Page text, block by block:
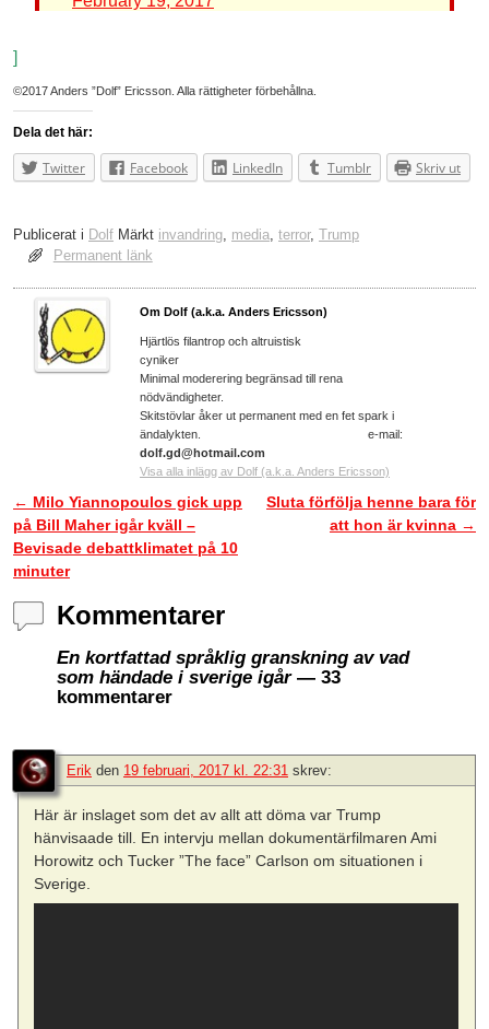
]
©2017 Anders ”Dolf” Ericsson. Alla rättigheter förbehållna.
Dela det här:
Twitter Facebook LinkedIn Tumblr Skriv ut
Publicerat i Dolf Märkt invandring media terror, Trump
Permanent länk
Om Dolf (a.k.a. Anders Ericsson)
Hjärtlös filantrop och altruistisk
cyniker
Minimal moderering begränsad till rena
nödvändigheter.
Skitstövlar åker ut permanent med en fet spark i
ändalykten. e-mail:
dolf.gd@hotmail.com
Visa alla inlägg av Dolf (a.k.a. Anders Ericsson)
Inläggsnavigering
← Milo Yiannopoulos gick upp
på Bill Maher igår kväll –
Bevisade debattklimatet på 10
minuter
Sluta förfölja henne bara för
att hon är kvinna →
Kommentarer
En kortfattad språklig granskning av vad
som händade i sverige igår— 33
kommentarer
Erik den 19 februari, 2017 kl. 22:31 skrev:
Här är inslaget som det av allt att döma var Trump
hänvisaade till. En intervju mellan dokumentärfilmaren Ami
Horowitz och Tucker ”The face” Carlson om situationen i
Sverige.